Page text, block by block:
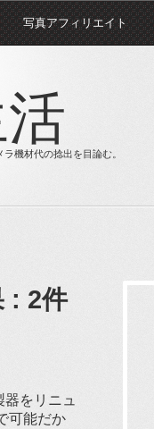
写真アフィリエイト
機材代の捻出を目論む。
: 2件
をリニュ
可能だか